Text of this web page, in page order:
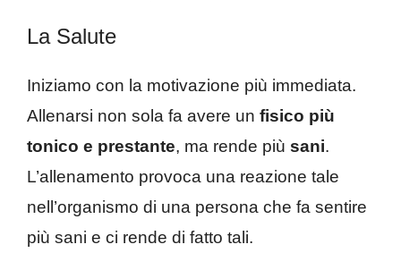
La Salute
Iniziamo con la motivazione più immediata.
Allenarsi non sola fa avere un fisico più
tonico e prestante, ma rende più sani.
L’allenamento provoca una reazione tale
nell’organismo di una persona che fa sentire
più sani e ci rende di fatto tali.